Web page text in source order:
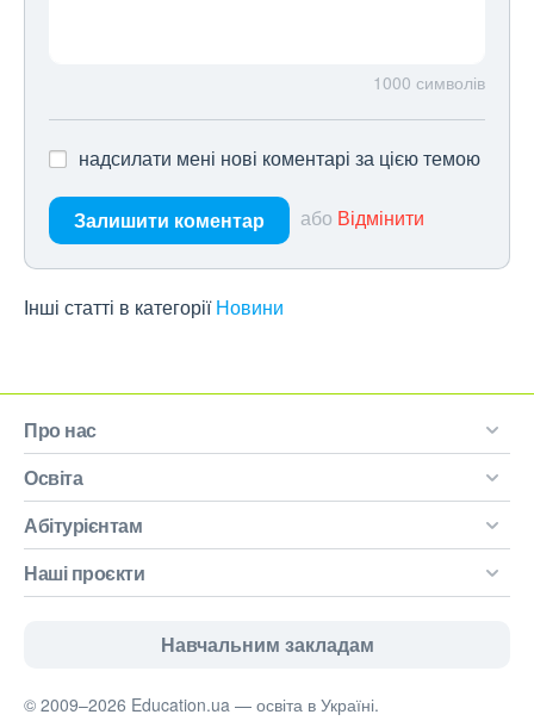
1000 символів
надсилати мені нові коментарі за цією темою
Залишити коментар або Відмінити
Інші статті в категорії Новини
Про нас
Освіта
Абітурієнтам
Наші проєкти
Навчальним закладам
© 2009–2026 Education.ua — освіта в Україні.